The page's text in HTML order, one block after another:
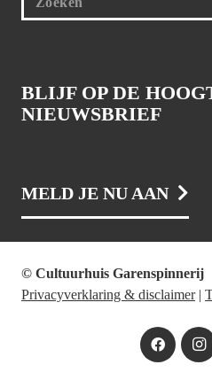
BLIJF OP DE
NIEUWSBRIEF
MELD JE NU AAN
© Cultuurhuis Garenspinnerij
Privacyverklaring & disclaimer|